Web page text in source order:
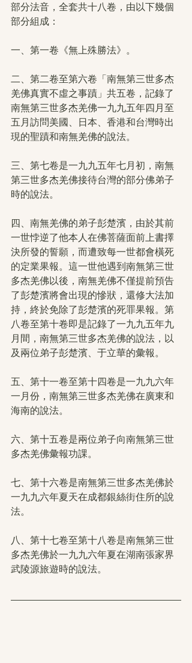
部分法音，全套共十八卷，由以下幾個
部分組成：
一、第一卷《無上殊勝法》。
二、第二卷至第六卷「南無第三世多杰
羌佛真實不虛之事蹟」共五卷，記錄了
南無第三世多杰羌佛一九九五年四月至
五月訪問美國、日本、香港和台灣時出
現的聖蹟和南無羌佛的說法。
三、第七卷是一九九五年七月初，南無
第三世多杰羌佛接待台灣的部分佛弟子
時的說法。
四、南無羌佛的弟子彭楚濱，由於其前
一世悖逆了他本人在佛菩薩面前上書擇
決所發的誓願，而遭致每一世都會橫死
的定業果報。這一世他遇到南無第三世
多杰羌佛以後，南無羌佛不僅提前預告
了彭楚濱將會出現的慘狀，還修大法加
持，終於免除了彭楚濱的死罪果報。第
八卷至第十卷即是記錄了一九九五年九
月間，南無第三世多杰羌佛的說法，以
及兩位弟子彭楚濱、于立華的彙報。
五、第十一卷至第十四卷是一九九六年
一月份，南無第三世多杰羌佛在廣東和
海南的說法。
六、第十五卷是兩位弟子向南無第三世
多杰羌佛彙報功課。
七、第十六卷是南無第三世多杰羌佛於
一九九六年夏天在成都銀絲街住所的說
法。
八、第十七卷至第十八卷是南無第三世
多杰羌佛於一九九六年夏在湖南張家界
武陵源旅遊時的說法。